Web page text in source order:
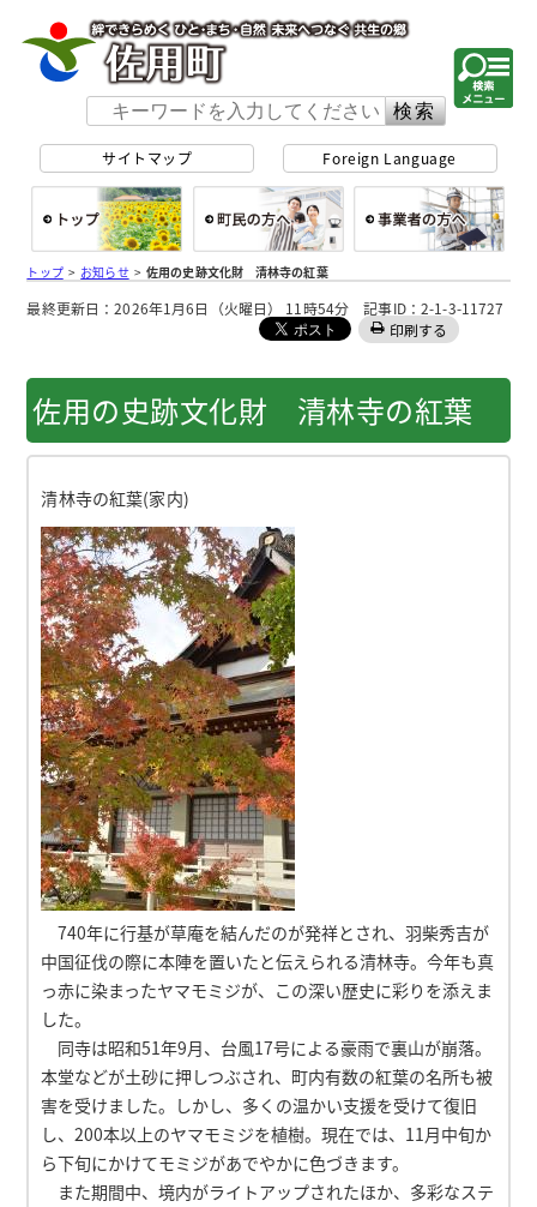
サイトマップ Foreign Language
総合トップ
トップ> お知らせ>佐用の史跡文化財 清林寺の紅葉
最終更新日：2026年1月6日（火曜日） 11時54分 記事ID：2-1-3-11727
印刷する
佐用の史跡文化財 清林寺の紅葉
清林寺の紅葉(家内)
740年に行基が草庵を結んだのが発祥とされ、羽柴秀吉が
中国征伐の際に本陣を置いたと伝えられる清林寺。今年も真
っ赤に染まったヤマモミジが、この深い歴史に彩りを添えま
した。
同寺は昭和51年9月、台風17号による豪雨で裏山が崩落。
本堂などが土砂に押しつぶされ、町内有数の紅葉の名所も被
害を受けました。しかし、多くの温かい支援を受けて復旧
し、200本以上のヤマモミジを植樹。現在では、11月中旬か
ら下旬にかけてモミジがあでやかに色づきます。
また期間中、境内がライトアップされたほか、多彩なステ